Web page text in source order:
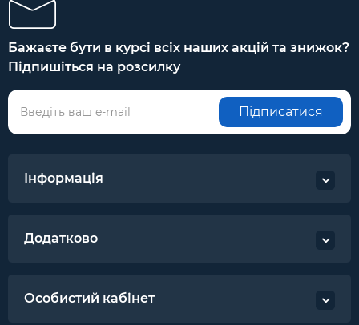
Бажаєте бути в курсі всіх наших акцій та знижок?
Підпишіться на розсилку
Підписатися
Інформація
Додатково
Особистий кабінет